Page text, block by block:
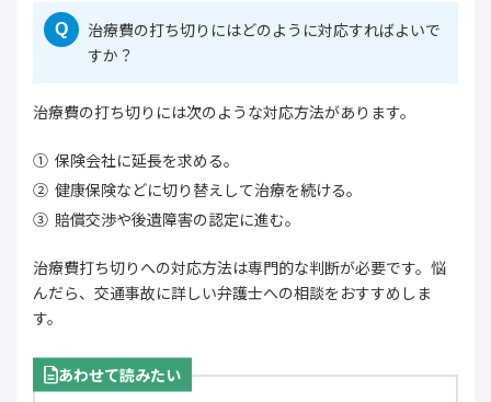
Q
治療費の打ち切りにはどのように対応すればよいで
すか？
治療費の打ち切りには次のような対応方法があります。
保険会社に延長を求める。
健康保険などに切り替えして治療を続ける。
賠償交渉や後遺障害の認定に進む。
治療費打ち切りへの対応方法は専門的な判断が必要です。悩
んだら、交通事故に詳しい弁護士への相談をおすすめしま
す。
あわせて読みたい